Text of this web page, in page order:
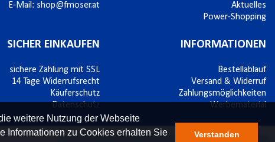
weitere Nutzung der Webseite
Informationen zu Cookies erhalten Sie
Verstanden
E-Mail: shop@fmoser.at
Aktuelles
Power-Shopping
SICHER EINKAUFEN
sichere Zahlung mit SSL
14 Tage Widerrufsrecht
Käuferschutz
Datenschutz
INFORMATIONEN
Bestellablauf
Versand & Widerruf
Zahlungsmöglichkeiten
Werbematerial